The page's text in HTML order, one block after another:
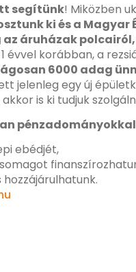
segítünk! Miközben
ki és a
áruházak
évvel korábban, a
6000 adag
jelenleg egy új
is ki tudjuk
ebédjét,